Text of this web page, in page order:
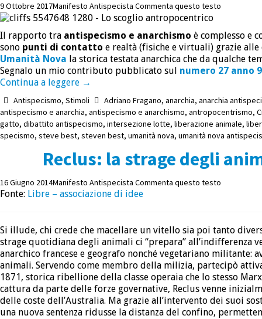
9 Ottobre 2017Manifesto Antispecista Commenta questo testo
Il rapporto tra antispecismo e anarchismo è complesso e
sono punti di contatto e realtà (fisiche e virtuali) grazie
Umanità Nova la storica testata anarchica che da qualche
Segnalo un mio contributo pubblicato sul numero 27 anno
Continua a leggere →
Antispecismo, Stimoli Adriano Fragano,anarchia,anarchia
antispecismo e anarchia, antispecismo e anarchismo, antropocentrismo,
gatto, dibattito antispecismo, intersezione lotte, liberazione animale,
specismo, steve best, steven best, umanità nova, umanità nova
Reclus: la strage degli
16 Giugno 2014Manifesto Antispecista Commenta questo testo
Fonte: Libre – associazione di idee
Si illude, chi crede che macellare un vitello sia poi tanto
strage quotidiana degli animali ci “prepara” all’indifferenza
anarchico francese e geografo nonché vegetariano
animali. Servendo come membro della milizia, partecipò
1871, storica ribellione della classe operaia che lo stesso
cattura da parte delle forze governative, Reclus venne
delle coste dell’Australia. Ma grazie all’intervento dei suoi
una nuova sentenza ridusse la distanza del confino,